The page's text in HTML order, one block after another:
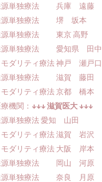
源単独療法 兵庫 遠藤
源単独療法 堺 坂本
源単独療法 東京 高野
源単独療法 愛知県 田中
モダリティ療法 神戸 瀬戸口
源単独療法 滋賀 藤田
モダリティ療法 京都 橋本
機関： ↓↓↓ 滋賀医大 ↓↓↓
単独療法ㅤㅤ 愛知 山田
モダリティ療法 滋賀 岩沢
モダリティ療法 大阪 岸本
源単独療法 岡山 河原
源単独療法 奈良 月原